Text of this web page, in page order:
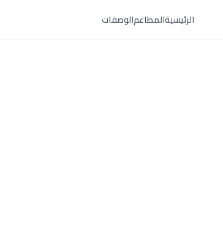
الرئيسيةالمطاعمالوصفات